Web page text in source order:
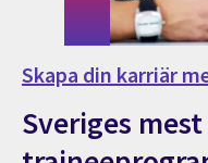
Skapa din karriär
Sveriges